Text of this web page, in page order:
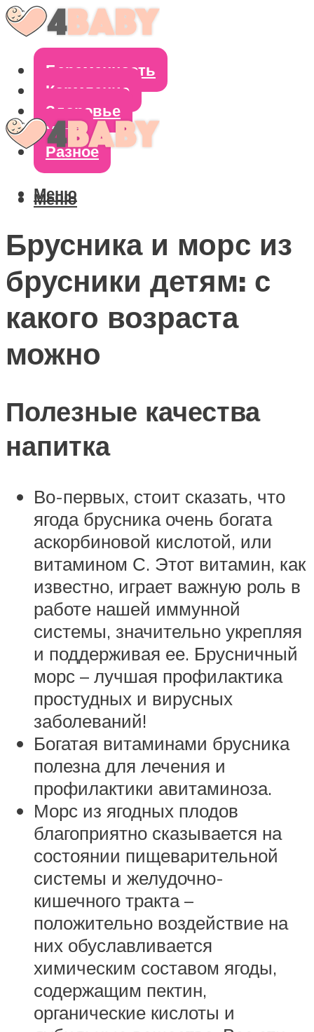
Беременность
Кормление
Здоровье
Уход
Разное
Меню
Меню
Брусника и морс из
брусники детям: с
какого возраста
можно
Полезные качества
напитка
Во-первых, стоит сказать, что
ягода брусника очень богата
аскорбиновой кислотой, или
витамином С. Этот витамин, как
известно, играет важную роль в
работе нашей иммунной
системы, значительно укрепляя
и поддерживая ее. Брусничный
морс – лучшая профилактика
простудных и вирусных
заболеваний!
Богатая витаминами брусника
полезна для лечения и
профилактики авитаминоза.
Морс из ягодных плодов
благоприятно сказывается на
состоянии пищеварительной
системы и желудочно-
кишечного тракта –
положительно воздействие на
них обуславливается
химическим составом ягоды,
содержащим пектин,
органические кислоты и